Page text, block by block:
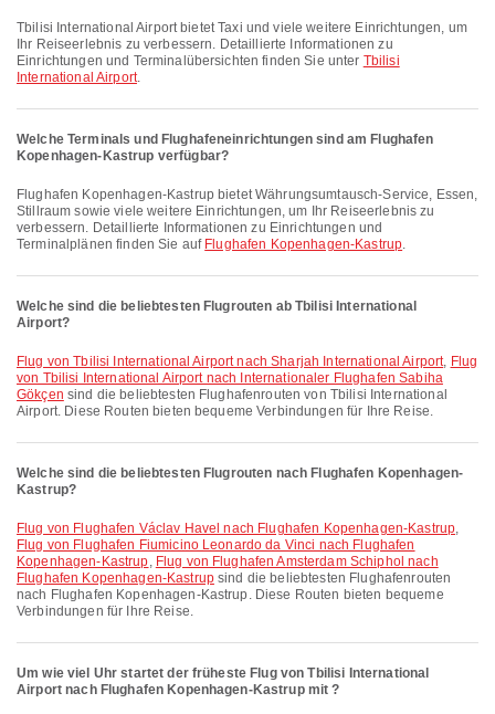
Tbilisi International Airport bietet Taxi und viele weitere Einrichtungen, um
Ihr Reiseerlebnis zu verbessern. Detaillierte Informationen zu
Einrichtungen und Terminalübersichten finden Sie unter Tbilisi
International Airport.
Welche Terminals und Flughafeneinrichtungen sind am Flughafen
Kopenhagen-Kastrup verfügbar?
Flughafen Kopenhagen-Kastrup bietet Währungsumtausch-Service, Essen,
Stillraum sowie viele weitere Einrichtungen, um Ihr Reiseerlebnis zu
verbessern. Detaillierte Informationen zu Einrichtungen und
Terminalplänen finden Sie auf Flughafen Kopenhagen-Kastrup.
Welche sind die beliebtesten Flugrouten ab Tbilisi International
Airport?
Flug von Tbilisi International Airport nach Sharjah International Airport, Flug
von Tbilisi International Airport nach Internationaler Flughafen Sabiha
Gökçen sind die beliebtesten Flughafenrouten von Tbilisi International
Airport. Diese Routen bieten bequeme Verbindungen für Ihre Reise.
Welche sind die beliebtesten Flugrouten nach Flughafen Kopenhagen-
Kastrup?
Flug von Flughafen Václav Havel nach Flughafen Kopenhagen-Kastrup,
Flug von Flughafen Fiumicino Leonardo da Vinci nach Flughafen
Kopenhagen-Kastrup, Flug von Flughafen Amsterdam Schiphol nach
Flughafen Kopenhagen-Kastrupsind die beliebtesten Flughafenrouten
nach Flughafen Kopenhagen-Kastrup. Diese Routen bieten bequeme
Verbindungen für Ihre Reise.
Um wie viel Uhr startet der früheste Flug von Tbilisi International
Airport nach Flughafen Kopenhagen-Kastrup mit ?